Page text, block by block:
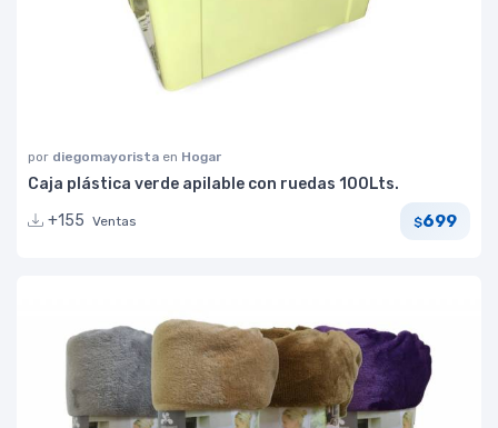
por diegomayorista en Hogar
Caja plástica verde apilable con ruedas 100Lts.
+155 Ventas $699